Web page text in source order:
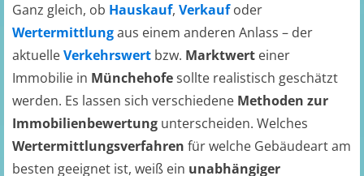
Ganz gleich, ob Hauskauf, Verkaufoder
Wertermittlungaus einem anderen Anlass – der
aktuelleVerkehrswert bzw. Marktwert einer
Immobilie in Münchehofesollte realistisch geschätzt
werden. Es lassen sich verschiedene Methoden zur
Immobilienbewertung unterscheiden. Welches
Wertermittlungsverfahren für welche Gebäudeart am
besten geeignet ist, weiß ein unabhängiger